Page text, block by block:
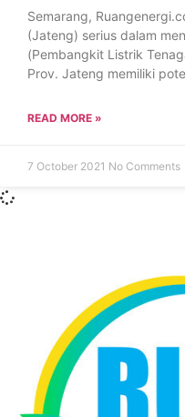
Semarang,
(Jateng) serius dalam
(Pembangkit Listrik
Prov. Jateng memiliki
READ MORE »
7 October 2021 No Comments